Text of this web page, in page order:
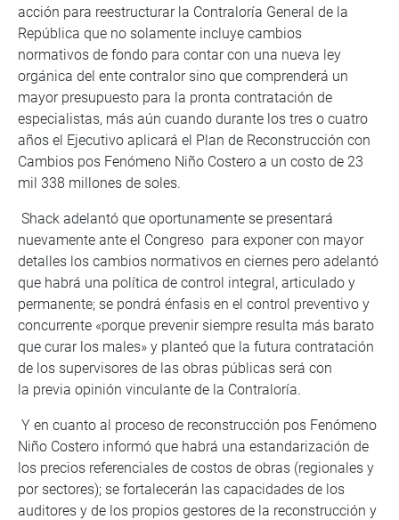
acción para reestructurar la Contraloría General de la
República que no solamente incluye cambios
normativos de fondo para contar con una nueva ley
orgánica del ente contralor sino que comprenderá un
mayor presupuesto para la pronta contratación de
especialistas, más aún cuando durante los tres o cuatro
años el Ejecutivo aplicará el Plan de Reconstrucción con
Cambios pos Fenómeno Niño Costero a un costo de 23
mil 338 millones de soles.
Shack adelantó que oportunamente se presentará
nuevamente ante el Congreso para exponer con mayor
detalles los cambios normativos en ciernes pero adelantó
que habrá una política de control integral, articulado y
permanente; se pondrá énfasis en el control preventivo y
concurrente «porque prevenir siempre resulta más barato
que curar los males» y planteó que la futura contratación
de los supervisores de las obras públicas será con
la previa opinión vinculante de la Contraloría.
Y en cuanto al proceso de reconstrucción pos Fenómeno
Niño Costero informó que habrá una estandarización de
los precios referenciales de costos de obras (regionales y
por sectores); se fortalecerán las capacidades de los
auditores y de los propios gestores de la reconstrucción y